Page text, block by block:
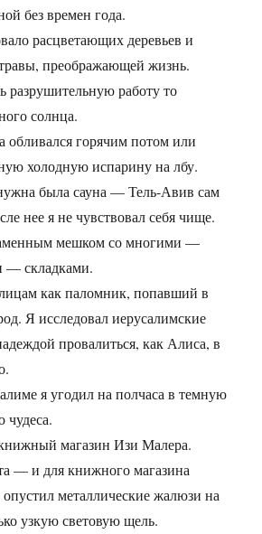
без времен года.
расцветающих деревьев и
преображающей жизнь.
разрушительную работу то
солнца.
обливался горячим потом или
холодную испарину на лбу.
была сауна — Тель-Авив сам
нее я не чувствовал себя чище.
мешком со многими —
— складками.
как паломник, попавший в
Я исследовал иерусалимские
провалиться, как Алиса, в
я угодил на полчаса в темную
магазин Изи Малера.
— и для книжного магазина
металлические жалюзи на
узкую световую щель.